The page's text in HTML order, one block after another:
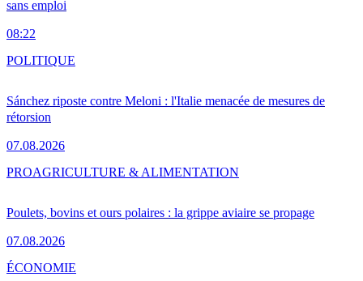
sans emploi
08:22
Sánchez riposte contre Meloni : l'Italie menacée de mesures de
rétorsion
07.08.2026
POLITIQUE
Poulets, bovins et ours polaires : la grippe aviaire se propage
07.08.2026
PROAGRICULTURE & ALIMENTATION
ÉCONOMIE